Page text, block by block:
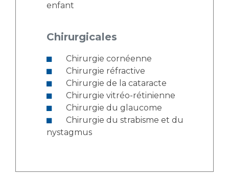
enfant
Chirurgicales
Chirurgie cornéenne
Chirurgie réfractive
Chirurgie de la cataracte
Chirurgie vitréo-rétinienne
Chirurgie du glaucome
nystagmus